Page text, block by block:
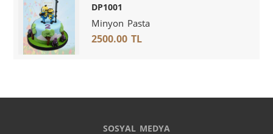
DP1001
Minyon Pasta
2500.00 TL
SOSYAL MEDYA